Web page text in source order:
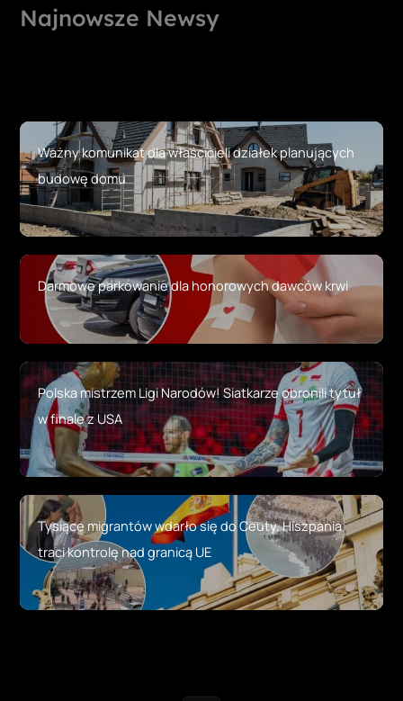
Najnowsze Newsy
Ważny komunikat dla właścicieli działek planujących
budowę domu
Darmowe parkowanie dla honorowych dawców krwi
Polska mistrzem Ligi Narodów! Siatkarze obronili tytuł
w finale z USA
Tysiące migrantów wdarło się do Ceuty. Hiszpania
traci kontrolę nad granicą UE